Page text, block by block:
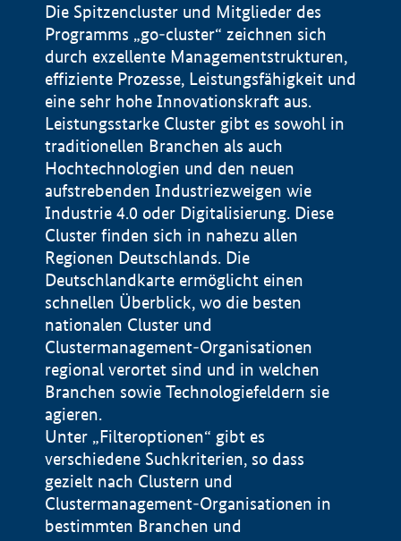
Die Spitzencluster und Mitglieder des
Programms „go-cluster“ zeichnen sich
durch exzellente Managementstrukturen,
effiziente Prozesse, Leistungsfähigkeit und
eine sehr hohe Innovationskraft aus.
Leistungsstarke Cluster gibt es sowohl in
traditionellen Branchen als auch
Hochtechnologien und den neuen
aufstrebenden Industriezweigen wie
Industrie 4.0 oder Digitalisierung. Diese
Cluster finden sich in nahezu allen
Regionen Deutschlands. Die
Deutschlandkarte ermöglicht einen
schnellen Überblick, wo die besten
nationalen Cluster und
Clustermanagement-Organisationen
regional verortet sind und in welchen
Branchen sowie Technologiefeldern sie
agieren.
Unter „Filteroptionen“ gibt es
verschiedene Suchkriterien, so dass
gezielt nach Clustern und
Clustermanagement-Organisationen in
bestimmten Branchen und
Impressum
Datenschutzerklärung
BMWE, 2026 ©
100 km © Geobasis-DE / BKG 2015